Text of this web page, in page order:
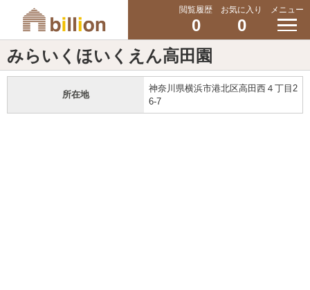
閲覧履歴
0
お気に入り
0
メニュー
みらいくほいくえん高田園
所在地
神奈川県横浜市港北区高田西４丁目2
6-7